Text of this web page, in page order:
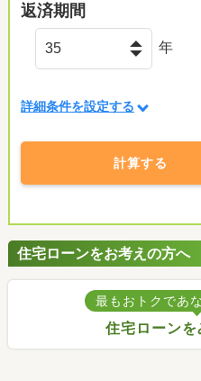
返済期間
年
詳細条件を設定する
計算する
住宅ローンをお考えの方へ
最もおトクであ
住宅ローンを